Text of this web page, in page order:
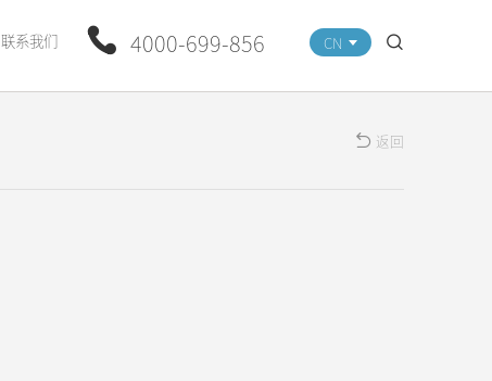
联系我们 4000-699-856 CN
返回